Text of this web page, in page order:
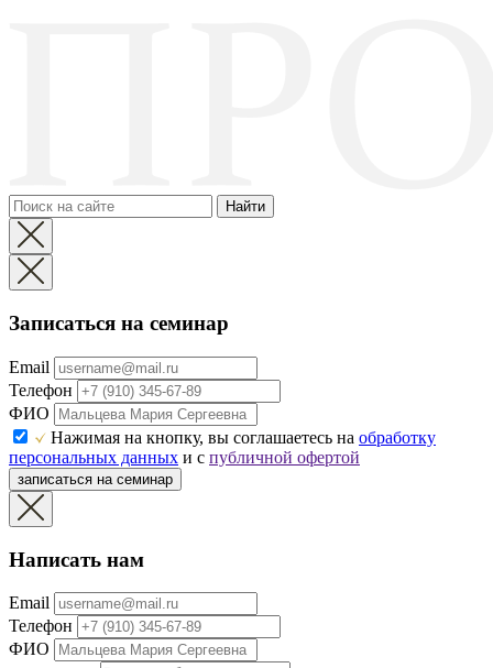
Найти
Записаться на семинар
Email
Телефон
ФИО
Нажимая на кнопку, вы соглашаетесь на обработку
персональных данных и с публичной офертой
записаться на семинар
Написать нам
Email
Телефон
ФИО